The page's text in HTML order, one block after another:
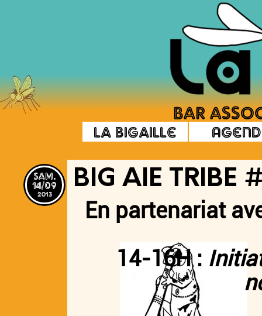
La Bigaille
sam.
14/09
2013
BIG AIE TRIBE
En partenariat
14-16H :